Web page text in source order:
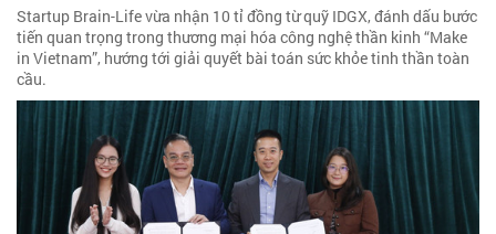
Startup Brain-Life vừa nhận 10 tỉ đồng từ quỹ IDGX, đánh dấu bước
tiến quan trọng trong thương mại hóa công nghệ thần kinh “Make
in Vietnam”, hướng tới giải quyết bài toán sức khỏe tinh thần toàn
cầu.